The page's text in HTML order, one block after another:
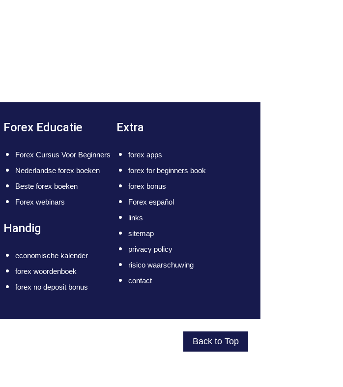
Forex Educatie
Forex Cursus Voor Beginners
Nederlandse forex boeken
Beste forex boeken
Forex webinars
Handig
economische kalender
forex woordenboek
forex no deposit bonus
Extra
forex apps
forex for beginners book
forex bonus
Forex español
links
sitemap
privacy policy
risico waarschuwing
contact
Back to Top